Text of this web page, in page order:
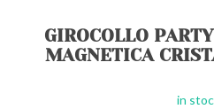
GIROCOLLO
MAGNETICA
in